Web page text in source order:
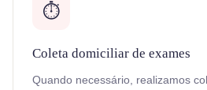
⏱️
Coleta domiciliar de exames
Quando necessário, realizamos